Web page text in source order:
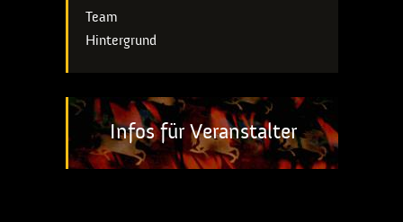
Team
Hintergrund
Infos für Veranstalter